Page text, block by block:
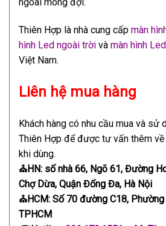
ngoài mong đợi.
Thiên Hợp là nhà cung cấp màn
hình Led ngoài trời và màn hình
Việt Nam.
Liên hệ mua hàng
Khách hàng có nhu cầu mua và sử
Thiên Hợp để được tư vấn thêm
khi dùng.
⛪HN: số nhà 66, Ngõ 61, Đường
Chợ Dừa, Quận Đống Đa, Hà Nội
⛪HCM: Số 70 đường C18, Phường
TPHCM